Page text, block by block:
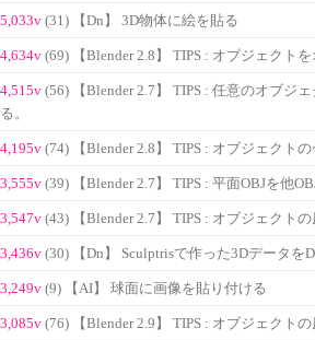
5,033v (31) 【Dn】 3D物体に絵を貼る
4,634v (69) 【Blender 2.8】 TIPS : オブジェクト
4,515v (56) 【Blender 2.7】 TIPS : 任意のオブジ
る。
4,195v (74) 【Blender 2.8】 TIPS : オブジェクト
3,555v (39) 【Blender 2.7】 TIPS : 平面OBJを他
3,547v (43) 【Blender 2.7】 TIPS : オブジェクトの
3,436v (30) 【Dn】 Sculptrisで作った3Dデータを
3,249v (9) 【AI】 球面に画像を貼り付ける
3,085v (76) 【Blender 2.9】 TIPS : オブジェクト